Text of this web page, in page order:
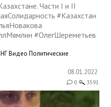
Части I и II
#Казахстан
#ОлегШереметьев
Видео Политические
08.01.2022
0 3591